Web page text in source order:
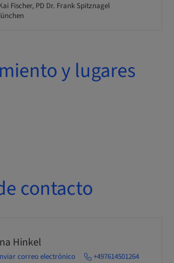
Fischer, PD Dr. Frank Spitznagel
y lugares
contacto
Hinkel
correo electrónico +497614501264